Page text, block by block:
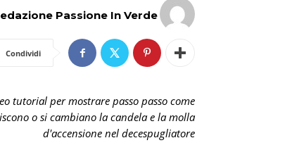
Passione In Verde
Condividi
tutorial per mostrare passo passo come
o si cambiano la candela e la molla
d'accensione nel decespugliatore